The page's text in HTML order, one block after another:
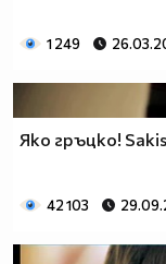
1 249
Яко гръцко!
42 103